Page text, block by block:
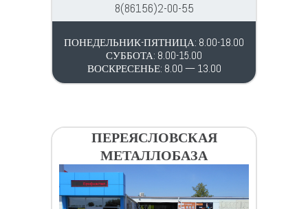
8(86156)2-00-55
ПОНЕДЕЛЬНИК-ПЯТНИЦА: 8.00-18.00
СУББОТА: 8.00-15.00
ВОСКРЕСЕНЬЕ: 8.00 — 13.00
ПЕРЕЯСЛОВСКАЯ
МЕТАЛЛОБАЗА